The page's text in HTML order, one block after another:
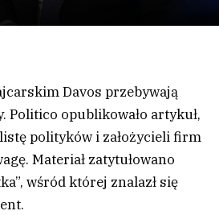
Davos przebywają
Politico opublikowało artykuł,
polityków i założycieli firm
Materiał zatytułowano
wśród której znalazł się